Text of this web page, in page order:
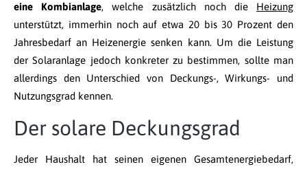
eine Kombianlage, welche zusätzlich noch die Heizung
unterstützt, immerhin noch auf etwa 20 bis 30 Prozent den
Jahresbedarf an Heizenergie senken kann. Um die Leistung
der Solaranlage jedoch konkreter zu bestimmen, sollte man
allerdings den Unterschied von Deckungs-, Wirkungs- und
Nutzungsgrad kennen.
Der solare Deckungsgrad
Jeder Haushalt hat seinen eigenen Gesamtenergiebedarf,